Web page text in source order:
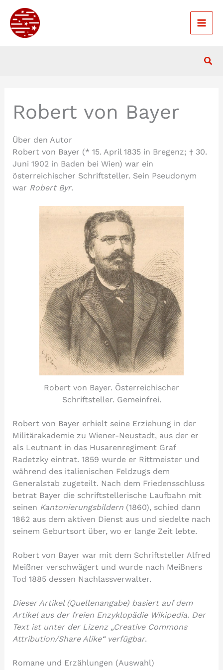
Inhalt
springen
Robert von Bayer
Über den Autor
Robert von Bayer (* 15. April 1835 in Bregenz; † 30.
Juni 1902 in Baden bei Wien) war ein
österreichischer Schriftsteller. Sein Pseudonym
war Robert Byr.
Robert von Bayer. Österreichischer
Schriftsteller. Gemeinfrei.
Robert von Bayer erhielt seine Erziehung in der
Militärakademie zu Wiener-Neustadt, aus der er
als Leutnant in das Husarenregiment Graf
Radetzky eintrat. 1859 wurde er Rittmeister und
während des italienischen Feldzugs dem
Generalstab zugeteilt. Nach dem Friedensschluss
betrat Bayer die schriftstellerische Laufbahn mit
seinen Kantonierungsbildern(1860), schied dann
1862 aus dem aktiven Dienst aus und siedelte nach
seinem Geburtsort über, wo er lange Zeit lebte.
Robert von Bayer war mit dem Schriftsteller Alfred
Meißner verschwägert und wurde nach Meißners
Tod 1885 dessen Nachlassverwalter.
Dieser Artikel (Quellenangabe) basiert auf dem
Artikel aus der freien Enzyklopädie Wikipedia. Der
Text ist unter der Lizenz „Creative Commons
Attribution/Share Alike“ verfügbar.
Romane und Erzählungen (Auswahl)